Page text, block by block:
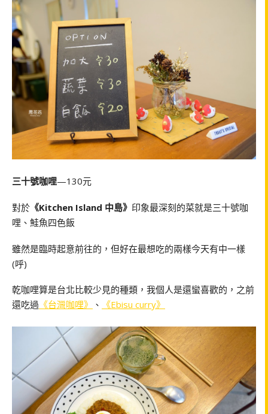
三十號咖哩—130元
對於 《Kitchen Island 中島》 印象最深刻的菜就是三十號咖
哩、鮭魚四色飯
雖然是臨時起意前往的，但好在最想吃的兩樣今天有中一樣
(呼)
乾咖哩算是台北比較少見的種類，我個人是還蠻喜歡的，之前
還吃過 《台灣咖哩》 、 《Ebisu curry》